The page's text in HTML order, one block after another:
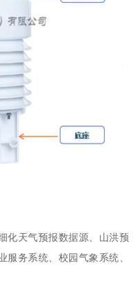
化天气预报数据源、山洪预
服务系统、校园气象系统、